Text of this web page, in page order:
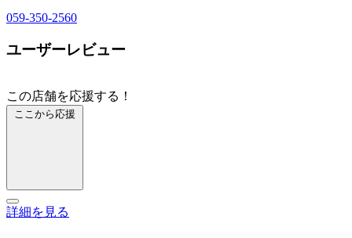
059-350-2560
ユーザーレビュー
この店舗を応援する！
ここから応援
詳細を見る